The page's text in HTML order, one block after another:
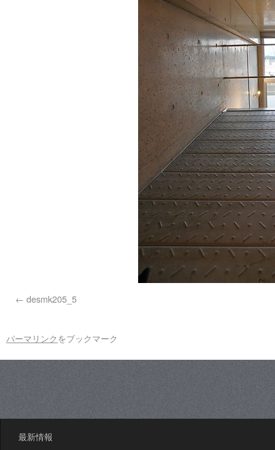
desmk205_5
パーマリンクをブックマーク
最新情報